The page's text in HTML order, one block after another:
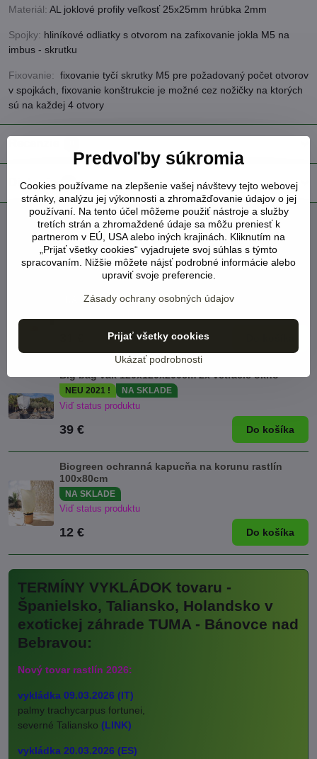
Materiál: AL joklové profily veľkosť 25x25mm hrúbka 2mm
Spojky: hliníkové odliatky s otvorom na zafixovanie jokla M5 na
imbus - skrutku
Fixovanie: fixovanie tyčí skrutky M5 pre požadovaný počet otvorov
v spojkách, fixovanie konštrukcie je možné cez nožičky na ktorých
sú na každej 4 otvory
Diskusia 0
FacebookTwitter BlueskyPinterestRedditLinkedInWhatsApp
E-
mail
Biogreen ochranná kapucňa na korunu rastlín
180x120cm
NA SKLADE
Big bag vak 120x120x200cm 2x vetracie okno
NEU 2021 ! NA SKLADE
Viď status produktu
39 € Do košíka
Biogreen ochranná kapucňa na korunu rastlín
100x80cm
NA SKLADE
Viď status produktu
12 € Do košíka
TERMÍNY VYKLÁDOK tovaru -
Španielsko, Taliansko, Holandsko v
exotickej záhrade TUMA - Bánovce nad
Bebravou:
Nový tovar rastlín 2026:
vykládka 09.03.2026 (IT)
palmy trachycarpus fortunei,
severné Taliansko (LINK)
vykládka 20.03.2026 (ES)
Predvoľby súkromia
Cookies používame na zlepšenie vašej návštevy tejto webovej
stránky, analýzu jej výkonnosti a zhromažďovanie údajov o jej
používaní. Na tento účel môžeme použiť nástroje a služby
tretích strán a zhromaždené údaje sa môžu preniesť k
partnerom v EÚ, USA alebo iných krajinách. Kliknutím na
„Prijať všetky cookies“ vyjadrujete svoj súhlas s týmto
spracovaním. Nižšie môžete nájsť podrobné informácie alebo
upraviť svoje preferencie.
Zásady ochrany osobných údajov
Ukázať podrobnosti
Prijať všetky cookies